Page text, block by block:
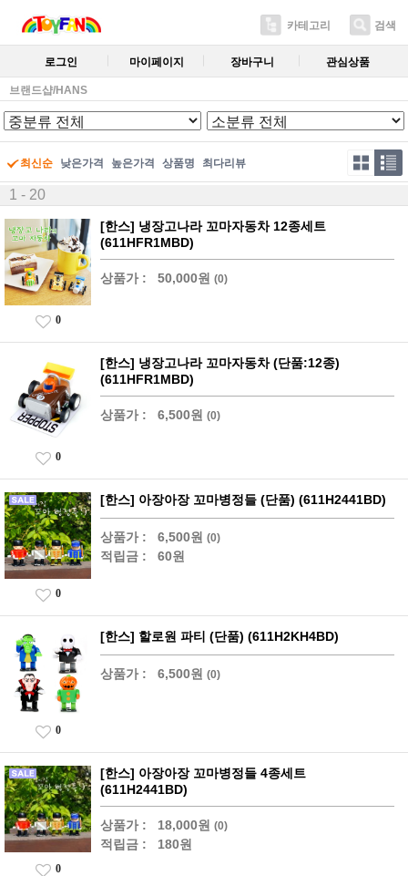
카테고리 검색
로그인 마이페이지 장바구니 관심상품
브랜드샵/HANS
최신순 낮은가격 높은가격 상품명 최다리뷰
1 - 20
[한스] 냉장고나라 꼬마자동차 12종세트
(611HFR1MBD)
상품가 : 50,000원 (0)
0
[한스] 냉장고나라 꼬마자동차 (단품:12종)
(611HFR1MBD)
상품가 : 6,500원 (0)
0
[한스] 아장아장 꼬마병정들 (단품) (611H2441BD)
상품가 : 6,500원 (0)
적립금 : 60원
0
[한스] 할로원 파티 (단품) (611H2KH4BD)
상품가 : 6,500원 (0)
0
[한스] 아장아장 꼬마병정들 4종세트
(611H2441BD)
상품가 : 18,000원 (0)
적립금 : 180원
0